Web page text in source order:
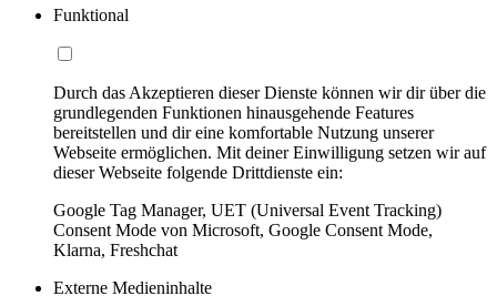
Funktional
Durch das Akzeptieren dieser Dienste können wir dir über die
grundlegenden Funktionen hinausgehende Features
bereitstellen und dir eine komfortable Nutzung unserer
Webseite ermöglichen. Mit deiner Einwilligung setzen wir auf
dieser Webseite folgende Drittdienste ein:
Google Tag Manager, UET (Universal Event Tracking)
Consent Mode von Microsoft, Google Consent Mode,
Klarna, Freshchat
Externe Medieninhalte